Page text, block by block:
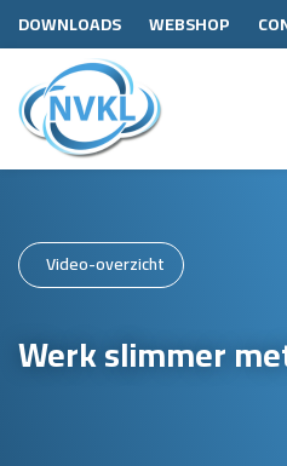
DOWNLOADS WEBSHOP
Video-overzicht
Werk slimmer